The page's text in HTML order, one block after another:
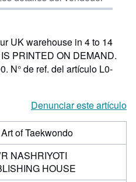
de
estrellas
UK warehouse in 4 to 14
PRINTED ON DEMAND.
N° de ref. del artículo L0-
Denunciar este artículo
of Taekwondo
NASHRIYOTI
HOUSE